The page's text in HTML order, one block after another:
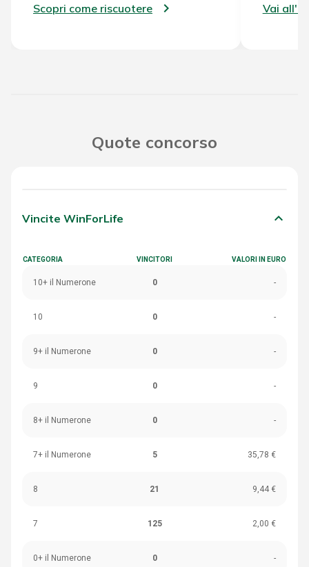
Scopri come riscuotere Vai
Quote concorso
Vincite WinForLife keyboard_arrow_down
CATEGORIA VINCITORI VALORI IN EURO
10+ il Numerone 0 -
10 0 -
9+ il Numerone 0 -
9 0 -
8+ il Numerone 0 -
7+ il Numerone 5 35,78 €
8 21 9,44 €
7 125 2,00 €
0+ il Numerone 0 -